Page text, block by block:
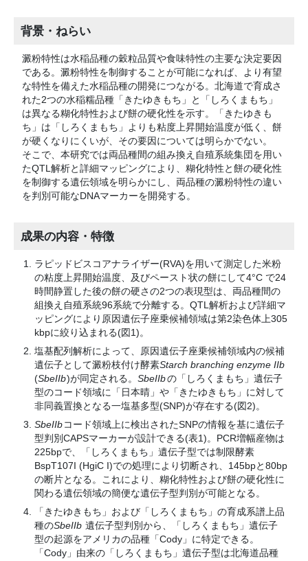
背景・ねらい
澱粉特性は水稲品種の穀粒品質や食味特性の主要な決定要因
である。澱粉特性を制御することが可能になれば、より有望
な特性を備えた水稲品種の開発につながる。北海道で育成さ
れた2つの水稲糯品種「きたゆきもち」と「しろくまもち」
は異なる糊化特性および餅の硬化性を示す。「きたゆきも
ち」は「しろくまもち」よりも粘度上昇開始温度が低く、餅
が硬くなりにくいが、その要因については明らかでない。
そこで、本研究では両品種間の組み換え自殖系統集団を用い
たQTL解析と詳細マッピングにより、糊化特性と餅の硬化性
を制御する遺伝領域を明らかにし、両品種の澱粉特性の違い
を判別可能なDNAマーカーを開発する。
成果の内容・特徴
ラピッドビスコアナライザー(RVA)を用いて測定した米粉
の粘度上昇開始温度、及びペースト状の餅にして4°C で24
時間静置した後の餅の硬さの2つの表現型は、両品種間の
組換え自殖系統96系統で分離する。QTL解析および詳細マ
ッピングにより原因遺伝子座乗候補領域は第2染色体上305
kbpに絞り込まれる(図1)。
塩基配列解析によって、原因遺伝子座乗候補領域内の候補
遺伝子として澱粉枝付け酵素Starch branching enzyme IIb
(SbeIIb)が同定される。SbeIIbの「しろくまもち」遺伝子
型のコード領域に「日本晴」や「きたゆきもち」に対して
非同義置換となる一塩基多型(SNP)が存在する(図2)。
SbeIIbコード領域上に検出されたSNPの情報を基に遺伝子
型判別CAPSマーカーが設計できる(表1)。PCR増幅産物は
225bpで、「しろくまもち」遺伝子型では制限酵素
BspT107I (HgiC I)での処理により切断され、145bpと80bp
の断片となる。これにより、糊化特性および餅の硬化性に
関わる遺伝領域の簡便な遺伝子型判別が可能となる。
「きたゆきもち」および「しろくまもち」の育成系譜上品
種のSbeIIb 遺伝子型判別から、「しろくまもち」遺伝子
型の起源をアメリカの品種「Cody」に特定できる。
「Cody」由来の「しろくまもち」遺伝子型は北海道品種